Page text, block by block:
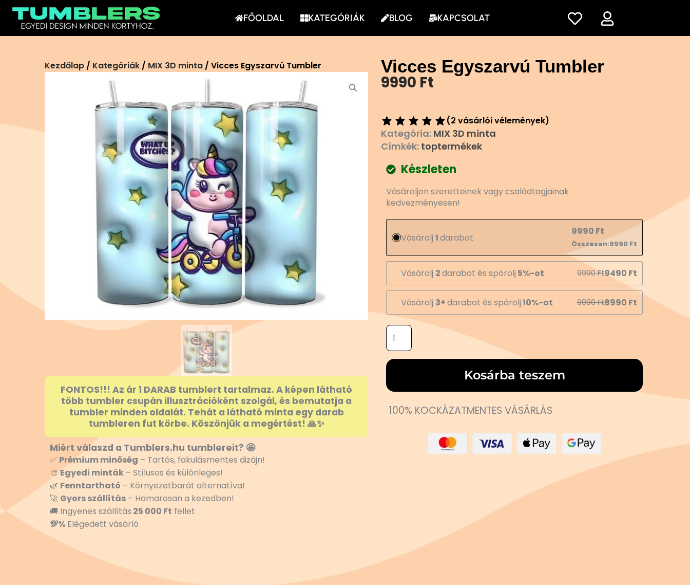
Ugrás
tartalomra
FŐOLDAL KATEGÓRIÁK BLOG KAPCSOLAT
Kezdőlap / Kategóriák / MIX 3D minta / Vicces Egyszarvú Tumbler
FONTOS!!! Az ár 1 DARAB tumblert tartalmaz. A képen látható
több tumbler csupán illusztrációként szolgál, és bemutatja a
tumbler minden oldalát. Tehát a látható minta egy darab
tumbleren fut körbe. Köszönjük a megértést! 🙏✨
Miért válaszd a Tumblers.hu tumblereit? 🤩
✅ Prémium minőség – Tartós, fakulásmentes dizájn!
🎨Egyedi minták – Stílusos és különleges!
🌿 Fenntartható – Környezetbarát alternatíva!
🚀 Gyors szállítás – Hamarosan a kezedben!
🚚 Ingyenes szállítás 25 000 Ft fellet
💯% Elégedett vásárló
Vicces Egyszarvú Tumbler
9990 Ft
(2 vásárlói vélemények)
Kategória: MIX 3D minta
Címkék: toptermékek
Készleten
Vásároljon szeretteinek vagy családtagjainak
kedvezményesen!
Vásárolj 1darabot
9990 Ft
Összesen:9990 Ft
Vásárolj 2darabot és spórolj 5%-ot 9990Ft9490 Ft
Vásárolj 3+darabot és spórolj10%-ot 9990Ft8990 Ft
Egyszarvú
Tumbler
mennyiség
Kosárba teszem
100% KOCKÁZATMENTES VÁSÁRLÁS